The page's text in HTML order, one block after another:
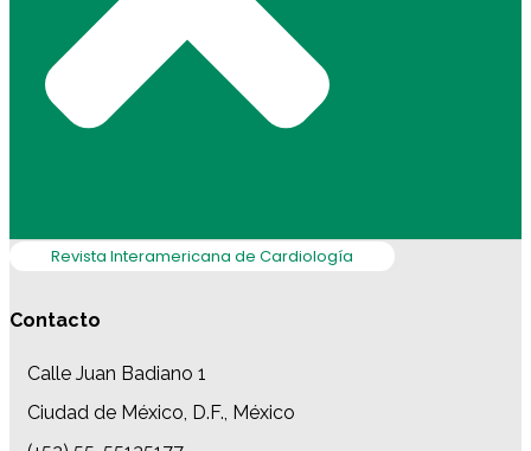
Revista Interamericana de Cardiología
Contacto
Calle Juan Badiano 1
Ciudad de México, D.F., México